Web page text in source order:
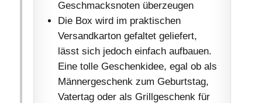
Geschmacksnoten überzeugen
Die Box wird im praktischen
Versandkarton gefaltet geliefert,
lässt sich jedoch einfach aufbauen.
Eine tolle Geschenkidee, egal ob als
Männergeschenk zum Geburtstag,
Vatertag oder als Grillgeschenk für